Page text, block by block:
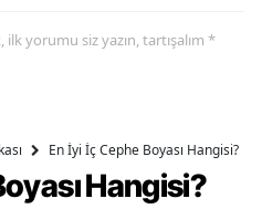
yorumu siz yazın, tartışalım *
En İyi İç Cephe Boyası Hangisi?
Hangisi?